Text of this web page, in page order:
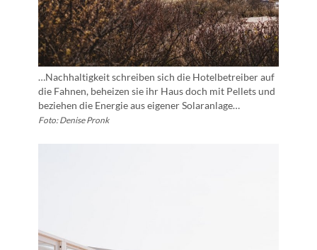
…Nachhaltigkeit schreiben sich die Hotelbetreiber auf
die Fahnen, beheizen sie ihr Haus doch mit Pellets und
beziehen die Energie aus eigener Solaranlage…
Foto: Denise Pronk